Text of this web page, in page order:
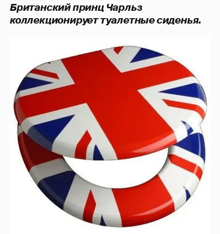
Британский принц Чарльз
коллекционирует туалетные сиденья.